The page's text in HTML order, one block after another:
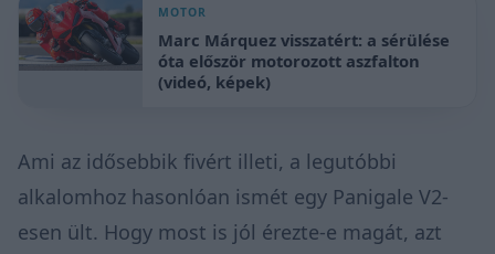
MOTOR
Marc Márquez visszatért: a sérülése
óta először motorozott aszfalton
(videó, képek)
Ami az idősebbik fivért illeti, a legutóbbi
alkalomhoz hasonlóan ismét egy Panigale V2-
esen ült. Hogy most is jól érezte-e magát, azt